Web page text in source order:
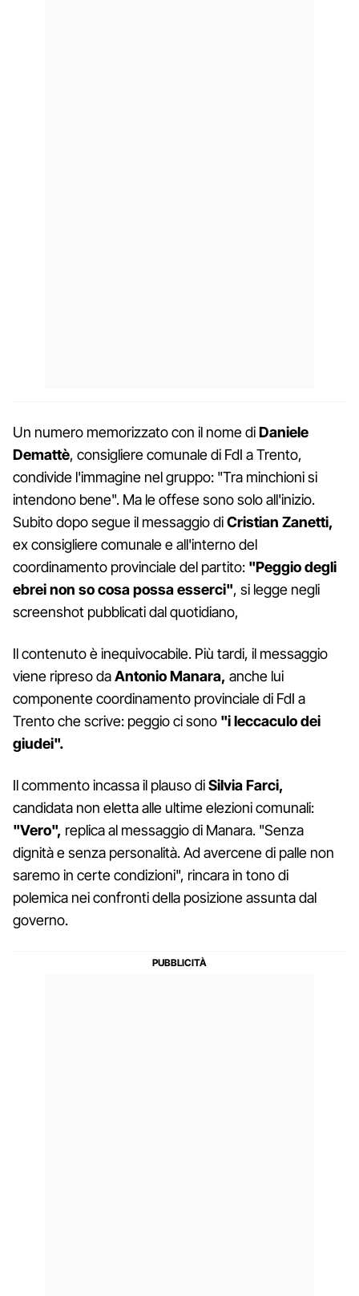
Un numero memorizzato con il nome diDaniele
Demattè, consigliere comunale di FdI a Trento,
condivide l'immagine nel gruppo: "Tra minchioni si
intendono bene". Ma le offese sono solo all'inizio.
Subito dopo segue il messaggio diCristian Zanetti,
ex consigliere comunale e all'interno del
coordinamento provinciale del partito: "Peggio degli
ebrei non so cosa possa esserci", si legge negli
screenshot pubblicati dal quotidiano,
Il contenuto è inequivocabile. Più tardi, il messaggio
viene ripreso daAntonio Manara, anche lui
componente coordinamento provinciale di FdI a
Trento che scrive: peggio ci sono "i leccaculo dei
giudei".
Il commento incassa il plauso diSilvia Farci,
candidata non eletta alle ultime elezioni comunali:
"Vero", replica al messaggio di Manara. "Senza
dignità e senza personalità. Ad avercene di palle non
saremo in certe condizioni", rincara in tono di
polemica nei confronti della posizione assunta dal
governo.